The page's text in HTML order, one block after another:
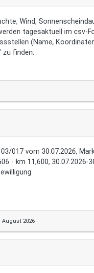
Wind,
tagesaktuell im csv-
(Name,
finden.
017 vom 30.07.2026,
- km 11,600, 30.07.2026-
August 2026